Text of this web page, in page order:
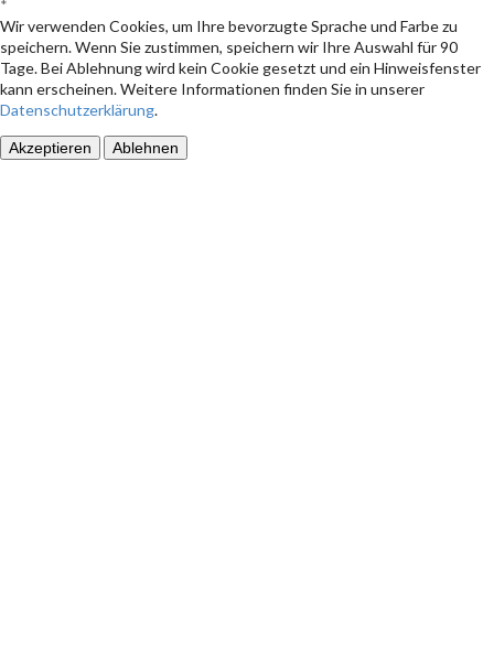
*
Wir verwenden Cookies, um Ihre bevorzugte Sprache und Farbe zu
speichern. Wenn Sie zustimmen, speichern wir Ihre Auswahl für 90
Tage. Bei Ablehnung wird kein Cookie gesetzt und ein Hinweisfenster
kann erscheinen. Weitere Informationen finden Sie in unserer
Datenschutzerklärung.
Akzeptieren Ablehnen